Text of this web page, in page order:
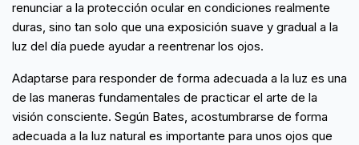
renunciar a la protección ocular en condiciones realmente
duras, sino tan solo que una exposición suave y gradual a la
luz del día puede ayudar a reentrenar los ojos.
Adaptarse para responder de forma adecuada a la luz es una
de las maneras fundamentales de practicar el arte de la
visión consciente. Según Bates, acostumbrarse de forma
adecuada a la luz natural es importante para unos ojos que